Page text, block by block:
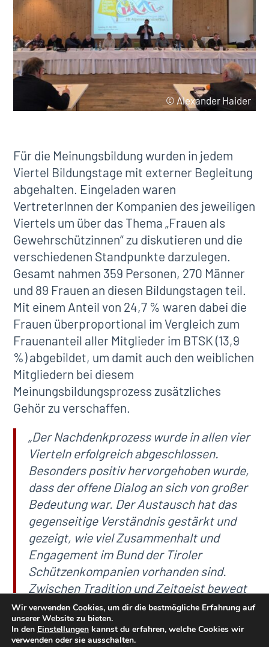
© Alexander Haider
Für die Meinungsbildung wurden in jedem
Viertel Bildungstage mit externer Begleitung
abgehalten. Eingeladen waren
VertreterInnen der Kompanien des jeweiligen
Viertels um über das Thema „Frauen als
Gewehrschützinnen“ zu diskutieren und die
verschiedenen Standpunkte darzulegen.
Gesamt nahmen 359 Personen, 270 Männer
und 89 Frauen an diesen Bildungstagen teil.
Mit einem Anteil von 24,7 % waren dabei die
Frauen überproportional im Vergleich zum
Frauenanteil aller Mitglieder im BTSK (13,9
%) abgebildet, um damit auch den weiblichen
Mitgliedern bei diesem
Meinungsbildungsprozess zusätzliches
Gehör zu verschaffen.
„Der Nachdenkprozess wurde in allen vier
Vierteln erfolgreich abgeschlossen.
Besonders positiv hervorgehoben wurde,
dass der offene Dialog an sich von großer
Bedeutung war. Der Austausch hat das
gegenseitige Verständnis gestärkt und
gezeigt, wie viel Zusammenhalt und
Engagement im Bund der Tiroler
Schützenkompanien vorhanden sind.
Zwischen Tradition und Zeitgeist bewegt
sich der Bund in einem sensiblen
Spannungsfeld. Ziel ist es nicht, Altes zu
verwerfen, sondern gemeinsam zu
Wir verwenden Cookies, um dir die bestmögliche Erfahrung auf
unserer Website zu bieten.
In den Einstellungen kannst du erfahren, welche Cookies wir
verwenden oder sie ausschalten.